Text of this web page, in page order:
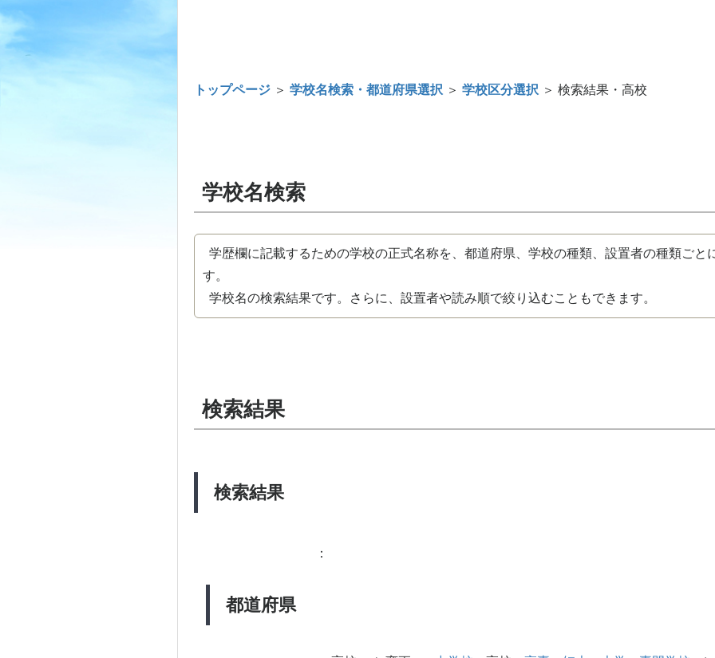
トップページ ＞ 学校名検索・都道府県選択 ＞ 学校区分選択 ＞ 検索結果・高校
学校名検索
学歴欄に記載するための学校の正式名称を、都道府県、学校の種類、設置者の種類ごと
す。
学校名の検索結果です。さらに、設置者や読み順で絞り込むこともできます。
検索結果
検索結果
都道府県
：